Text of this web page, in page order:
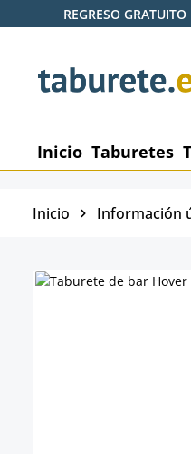
al contenido principal
Saltar a la búsqueda
Saltar a la navegación
REGRESO GRATUITO
Inicio Taburetes
Inicio Información